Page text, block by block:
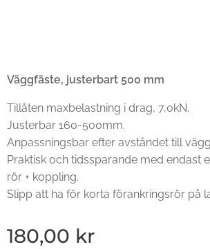
Väggfäste, justerbart 500 mm
Tillåten maxbelastning i drag, 7,0kN.
Justerbar 160-500mm.
Anpassningsbar efter avståndet till
Praktisk och tidssparande med endast
rör + koppling.
Slipp att ha för korta förankringsrör på
180,00 kr